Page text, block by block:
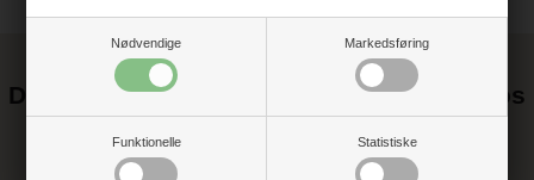
Nødvendige Markedsføring
Funktionelle Statistiske
Det kan blive endnu billigere at handle hos
os! ;-)
Tilmeld dig vores nyhedsbrev og gå ikke glip af gode tilbud